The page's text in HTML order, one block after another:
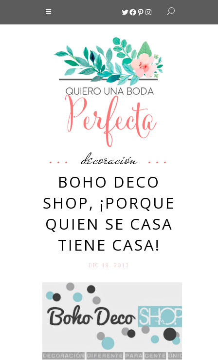
Twitter
Facebook
Pinterest
Instagram
decoración
BOHO DECO
SHOP, ¡PORQUE
QUIEN SE CASA
TIENE CASA!
DIC 18. 2013